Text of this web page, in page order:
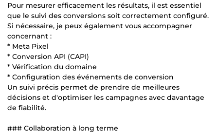
Pour mesurer efficacement les résultats, il est essentiel
que le suivi des conversions soit correctement configuré.
Si nécessaire, je peux également vous accompagner
concernant :
* Meta Pixel
* Conversion API (CAPI)
* Vérification du domaine
* Configuration des événements de conversion
Un suivi précis permet de prendre de meilleures
décisions et d'optimiser les campagnes avec davantage
de fiabilité.
### Collaboration à long terme